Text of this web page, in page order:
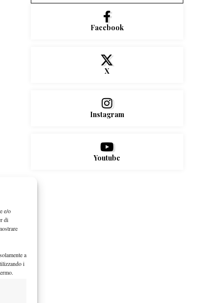
e/o
di
a
i
Facebook
X
Instagram
Youtube